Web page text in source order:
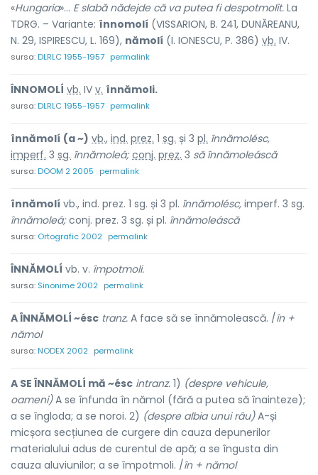
«Hungaria»... E slabă nădejde că va putea fi despotmolit. La
TDRG. – Variante: înnomolí (VISSARION, B. 241, DUNĂREANU,
N. 29, ISPIRESCU, L. 169), nămolí (I. IONESCU, P. 386) vb. IV.
sursa:DLRLC 1955-1957 permalink
ÎNNOMOLÍ vb. IV v. înnămoli.
sursa:DLRLC 1955-1957 permalink
înnămolí (a ~) vb., ind. prez. 1 sg. și 3 pl. înnămolésc,
imperf. 3 sg. înnămoleá; conj. prez. 3 să înnămoleáscă
sursa:DOOM 2 2005 permalink
înnămolí vb., ind. prez. 1 sg. și 3 pl. înnămolésc, imperf. 3 sg.
înnămoleá;conj. prez. 3 sg. și pl. înnămoleáscă
sursa: Ortografic 2002 permalink
ÎNNĂMOLÍ vb. v. împotmoli.
sursa: Sinonime 2002 permalink
A ÎNNĂMOLÍ ~ésc tranz. A face să se înnămolească. /în +
nămol
sursa:NODEX 2002 permalink
A SE ÎNNĂMOLÍ mă ~ésc intranz. 1) (despre vehicule,
oameni)A se înfunda în nămol (fără a putea să înainteze);
a se îngloda; a se noroi. 2) (despre albia unui râu)A-și
micșora secțiunea de curgere din cauza depunerilor
materialului adus de curentul de apă; a se îngusta din
cauza aluviunilor; a se împotmoli. /în + nămol